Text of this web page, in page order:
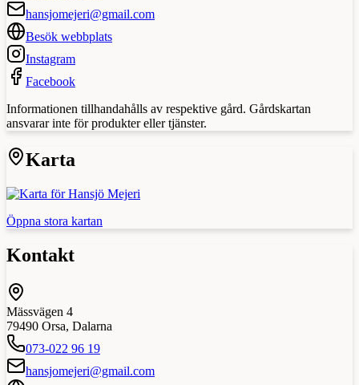
hansjomejeri@gmail.com
Besök webbplats
Instagram
Facebook
Informationen tillhandahålls av respektive gård. Gårdskartan
ansvarar inte för produkter eller tjänster.
Karta
Öppna stora kartan
Kontakt
Mässvägen 4
79490 Orsa, Dalarna
073-022 96 19
hansjomejeri@gmail.com